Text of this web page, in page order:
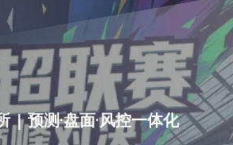
| 预测·盘面·风控一体化